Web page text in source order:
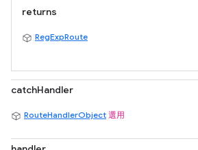
returns
RegExpRoute
catchHandler
RouteHandlerObject 選用